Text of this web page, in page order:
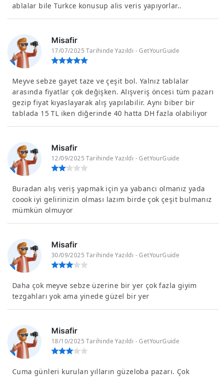
ablalar bile Turkce konusup alis veris yapıyorlar..
Misafir
17/07/2025 Tarihinde Yazıldı - GetYourGuide
Meyve sebze gayet taze ve çeşit bol. Yalnız tablalar
arasında fiyatlar çok değişken. Alışveriş öncesi tüm pazarı
gezip fiyat kıyaslayarak alış yapılabilir. Aynı biber bir
tablada 15 TL iken diğerinde 40 hatta DH fazla olabiliyor
Misafir
12/09/2025 Tarihinde Yazıldı - GetYourGuide
Buradan alış veriş yapmak için ya yabancı olmanız yada
coook iyi gelirinizin olması lazım birde çok çeşit bulmanız
mümkün olmuyor
Misafir
30/09/2025 Tarihinde Yazıldı - GetYourGuide
Daha çok meyve sebze üzerine bir yer çok fazla giyim
tezgahları yok ama yinede güzel bir yer
Misafir
18/10/2025 Tarihinde Yazıldı - GetYourGuide
Cuma günleri kurulan yılların güzeloba pazarı. Çok